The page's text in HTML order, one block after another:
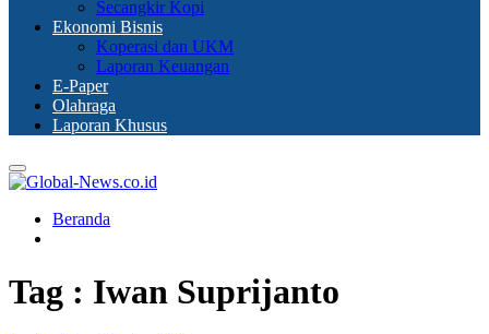
Secangkir Kopi
Ekonomi Bisnis
Koperasi dan UKM
Laporan Keuangan
E-Paper
Olahraga
Laporan Khusus
Primary
Menu
Beranda
Tag : Iwan Suprijanto